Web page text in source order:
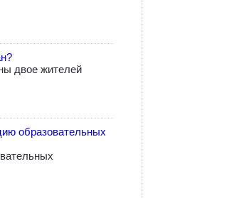
двое жителей
образовательных